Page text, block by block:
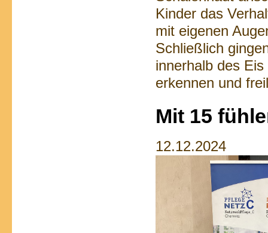
Kinder das
mit eigenen
Schließlich
innerhalb des
erkennen und
Mit 15
12.12.2024